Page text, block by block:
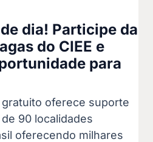
dia! Participe da
do CIEE e
para
oferece suporte
90 localidades
oferecendo milhares